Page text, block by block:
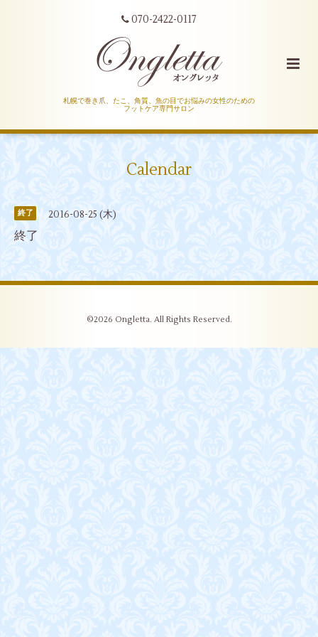
070-2422-0117
札幌で巻き爪、たこ、角質、魚の目でお悩みの女性のための
フットケア専門サロン
Calendar
終了 2016-08-25 (木)
終了
©2026 Ongletta. All Rights Reserved.